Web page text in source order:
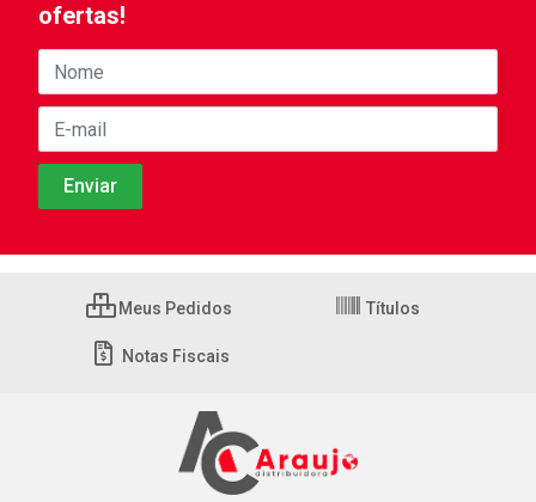
ofertas!
Meus Pedidos Títulos
Notas Fiscais